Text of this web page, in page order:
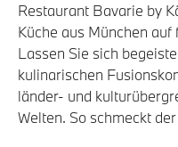
Restaurant Bavarie by
Küche aus München
Lassen Sie sich
kulinarischen
länder- und
Welten. So schmeckt